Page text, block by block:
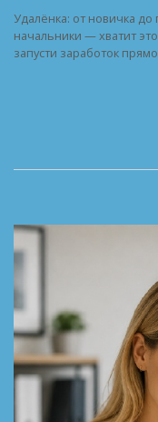
Удалёнка: от новичка
начальники — хватит
запусти заработок